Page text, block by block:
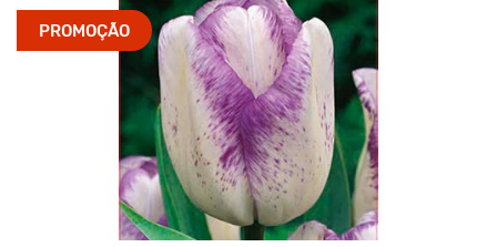
PROMOÇÃO